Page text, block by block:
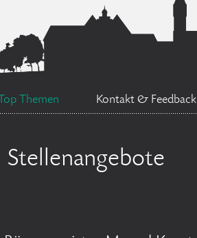
Top Themen Kontakt & Feedback
Stellenangebote